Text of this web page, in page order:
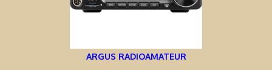
ARGUS RADIOAMATEUR